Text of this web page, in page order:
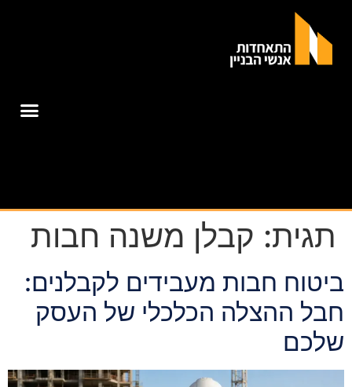
תגית: קבלן משנה חבות
ביטוח חבות מעבידים לקבלנים:
חבל ההצלה הכלכלי של העסק
שלכם